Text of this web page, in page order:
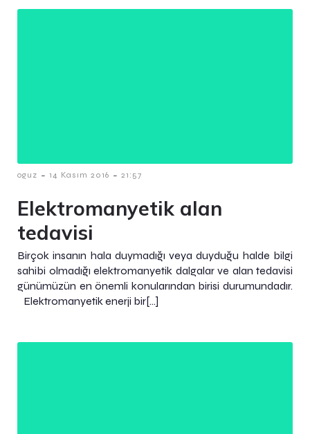
oguz - 14 Kasım 2016 - 21:57
Elektromanyetik alan
tedavisi
Birçok insanın hala duymadığı veya duyduğu halde bilgi
sahibi olmadığı elektromanyetik dalgalar ve alan tedavisi
günümüzün en önemli konularından birisi durumundadır.
Elektromanyetik enerji bir[…]